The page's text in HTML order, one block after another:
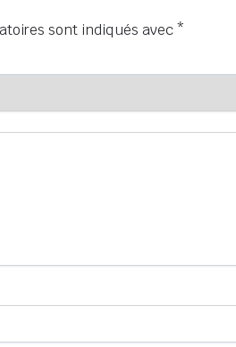
sont indiqués avec*